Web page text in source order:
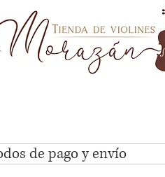
de pago y envío